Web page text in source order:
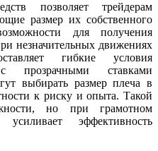
позволяет трейдерам
размер их собственного
для получения
незначительных движениях
гибкие условия
прозрачными ставками
выбирать размер плеча в
к риску и опыта. Такой
но при грамотном
усиливает эффективность